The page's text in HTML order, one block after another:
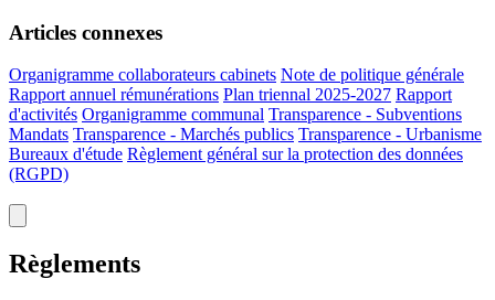
Articles connexes
Organigramme collaborateurs cabinets Note de politique générale
Rapport annuel rémunérations Plan triennal 2025-2027 Rapport
d'activités Organigramme communal Transparence - Subventions
Mandats Transparence - Marchés publics Transparence - Urbanisme
Bureaux d'étude Règlement général sur la protection des données
(RGPD)
Règlements